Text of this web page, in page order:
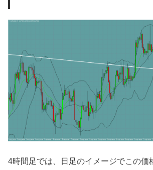
4時間足では、日足のイメージでこの価